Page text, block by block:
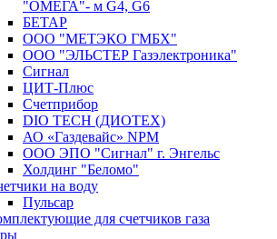
"ОМЕГА"- м G4, G6
БЕТАР
ООО "МЕТЭКО ГМБХ"
ООО "ЭЛЬСТЕР Газэлектроника"
Сигнал
ЦИТ-Плюс
Счетприбор
DIO TECH (ДИОТЕХ)
АО «Газдевайс» NPM
ООО ЭПО "Сигнал" г. Энгельс
Холдинг "Беломо"
на воду
Пульсар
для счетчиков газа